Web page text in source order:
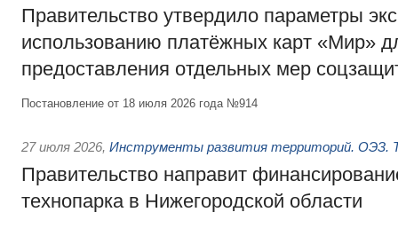
Правительство утвердило параметры
использованию платёжных карт «Мир»
предоставления отдельных мер
Постановление от 18 июля 2026 года №914
27 июля 2026, Инструменты развития территорий. ОЭЗ.
Правительство направит
технопарка в Нижегородской области